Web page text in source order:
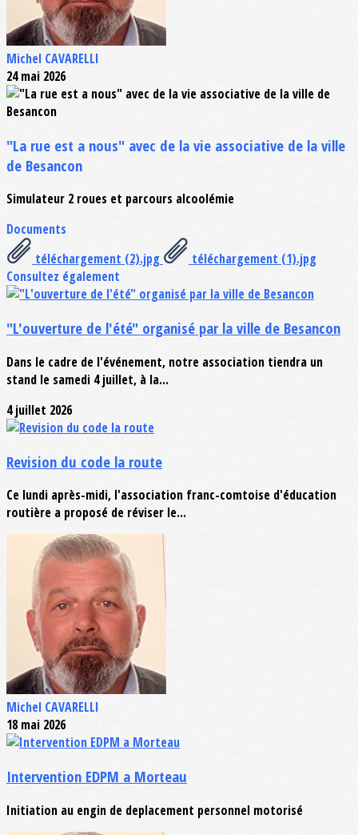
Michel CAVARELLI
24 mai 2026
"La rue est a nous" avec de la vie associative de la ville
de Besancon
Simulateur 2 roues et parcours alcoolémie
Documents
téléchargement (2).jpg
téléchargement (1).jpg
Consultez également
"L'ouverture de l'été" organisé par la ville de Besancon
Dans le cadre de l'événement, notre association tiendra un
stand le samedi 4 juillet, à la...
4 juillet 2026
Revision du code la route
Ce lundi après-midi, l'association franc-comtoise d'éducation
routière a proposé de réviser le...
Michel CAVARELLI
18 mai 2026
Intervention EDPM a Morteau
Initiation au engin de deplacement personnel motorisé